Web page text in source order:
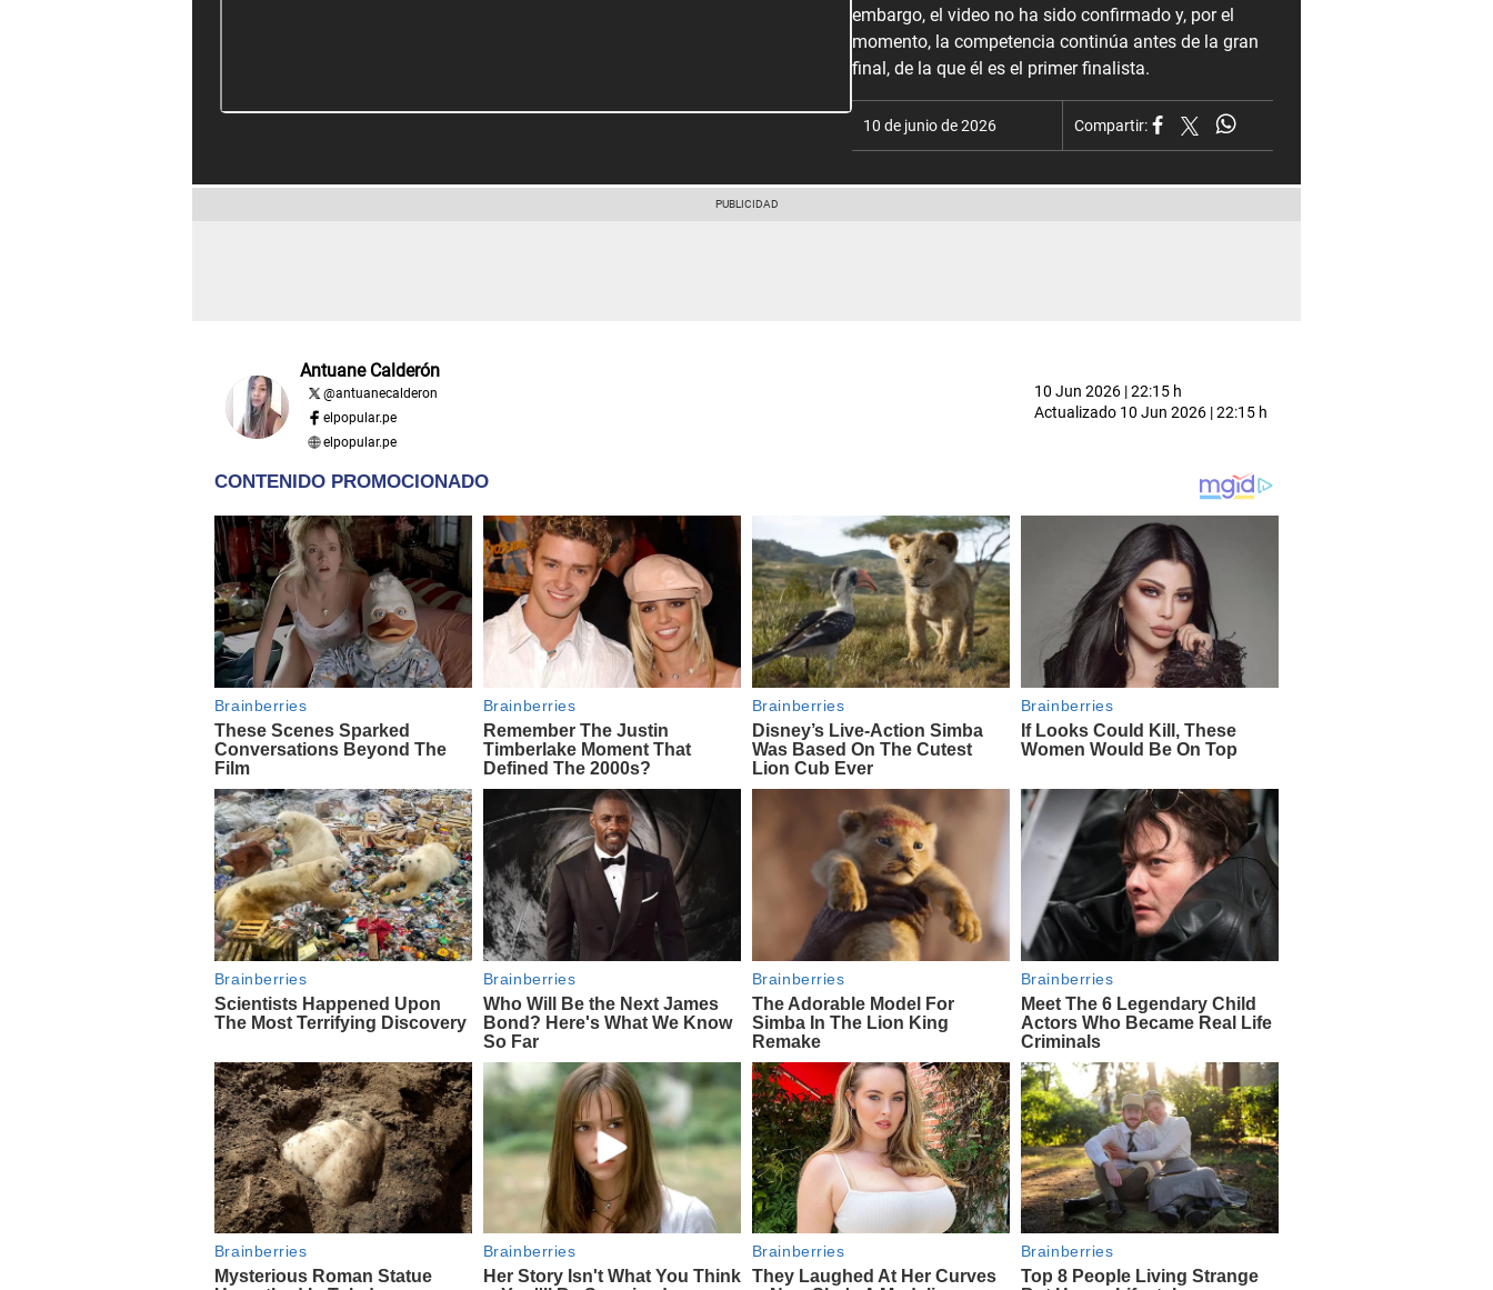
embargo, el video no ha sido confirmado y, por el
momento, la competencia continúa antes de la gran
final, de la que él es el primer finalista.
10 de junio de 2026 Compartir:
Antuane Calderón
@antuanecalderon
elpopular.pe
elpopular.pe
10 Jun 2026 | 22:15 h
Actualizado 10 Jun 2026 | 22:15 h